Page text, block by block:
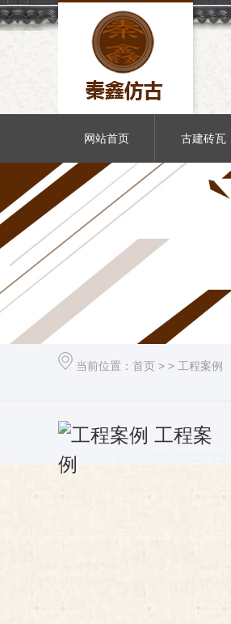
网站首页 古建砖瓦
当前位置： 首页 > > 工程案例
工程案
例